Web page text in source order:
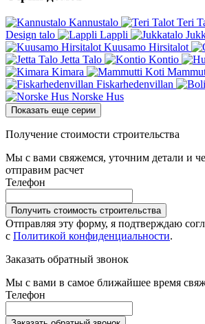
Kannustalo
Teri
Design talo
Lappli
Kuusamo Hirsitalot
Jetta Talo
Kontio
Kimara
Fiskarhedenvillan
Norske Hus
Показать еще серии
Получение стоимости строительства
Мы с вами свяжемся, уточним детали и
отправим расчет
Телефон
Получить стоимость строительства
Отправляя эту форму, я подтверждаю
с Политикой конфиденциальности.
Заказать обратный звонок
Мы с вами в самое ближайшее время
Телефон